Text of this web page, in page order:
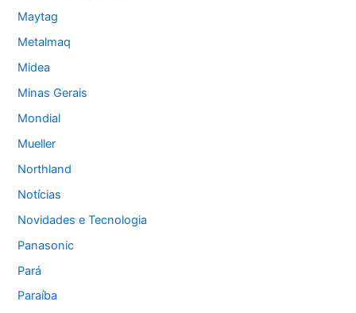
Maytag
Metalmaq
Midea
Minas Gerais
Mondial
Mueller
Northland
Notícias
Novidades e Tecnologia
Panasonic
Pará
Paraíba